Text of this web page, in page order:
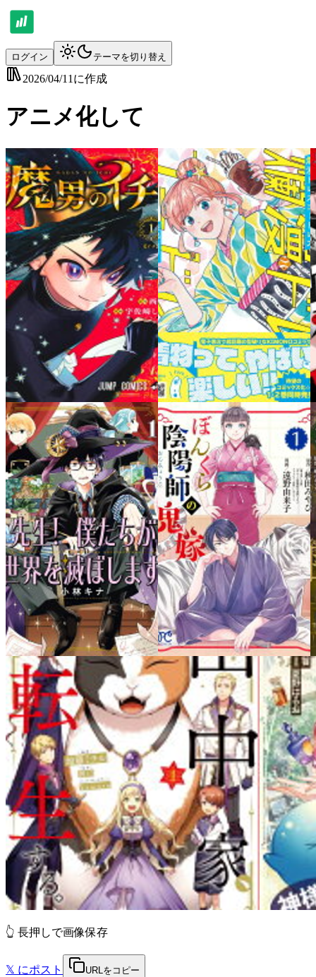
ログイン テーマを切り替え
2026/04/11 に作成
アニメ化して
👆 長押しで画像保存
𝕏 にポスト URLをコピー